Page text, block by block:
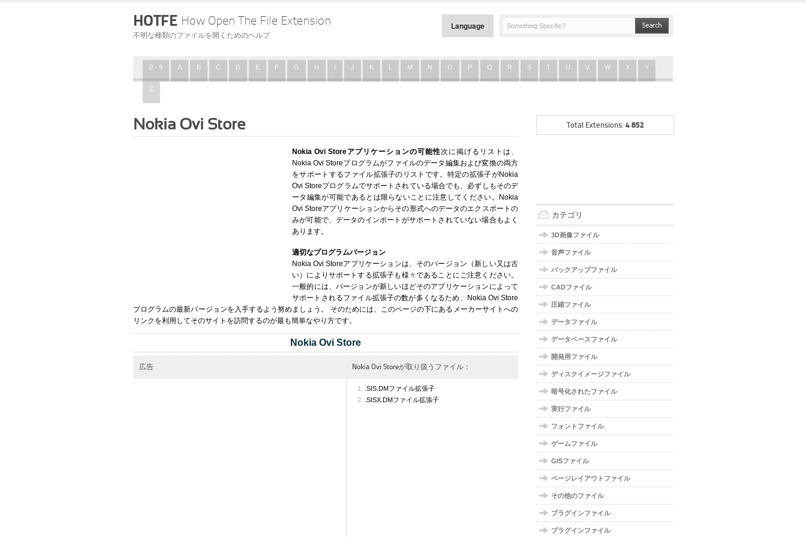
HOTFE How Open The File Extension
不明な種類のファイルを開くためのヘルプ
Language
0 - 9 A B C D E F G H I J K L M N O P Q R S T U V W X Y
Z
Nokia Ovi Store
Nokia Ovi Storeアプリケーションの可能性次に掲げるリストは、
Nokia Ovi Storeプログラムがファイルのデータ編集および変換の両方
をサポートするファイル拡張子のリストです。特定の拡張子がNokia
Ovi Storeプログラムでサポートされている場合でも、必ずしもそのデ
ータ編集が可能であるとは限らないことに注意してください。Nokia
Ovi Storeアプリケーションからその形式へのデータのエクスポートの
みが可能で、データのインポートがサポートされていない場合もよく
あります。
適切なプログラムバージョン
Nokia Ovi Storeアプリケーションは、そのバージョン（新しい又は古
い）によりサポートする拡張子も様々であることにご注意ください。
一般的には、バージョンが新しいほどそのアプリケーションによって
サポートされるファイル拡張子の数が多くなるため、Nokia Ovi Store
プログラムの最新バージョンを入手するよう努めましょう。 そのためには、このページの下にあるメーカーサイトへの
リンクを利用してそのサイトを訪問するのが最も簡単なやり方です。
Nokia Ovi Store
広告 Nokia Ovi Storeが取り扱うファイル：
.SIS.DMファイル拡張子
.SISX.DMファイル拡張子
Total Extensions: 4 852
カテゴリ
3D画像ファイル
音声ファイル
バックアップファイル
CADファイル
圧縮ファイル
データファイル
データベースファイル
開発用ファイル
ディスクイメージファイル
暗号化されたファイル
実行ファイル
フォントファイル
ゲームファイル
GISファイル
ページレイアウトファイル
その他のファイル
プラグインファイル
プラグインファイル